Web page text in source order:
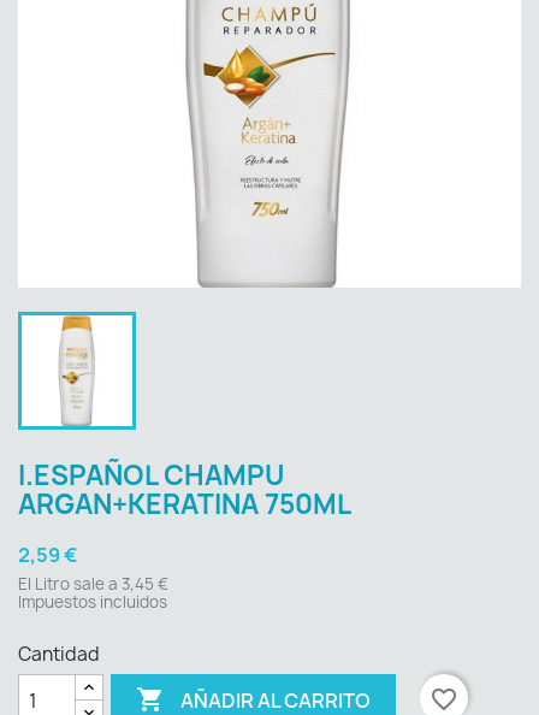
I.ESPAÑOL CHAMPU
ARGAN+KERATINA 750ML
2,59 €
El Litro sale a 3,45 €
Impuestos incluidos
Cantidad
 AÑADIR AL CARRITO favorite_border